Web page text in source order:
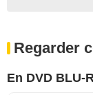
Regarder
En DVD BLU-